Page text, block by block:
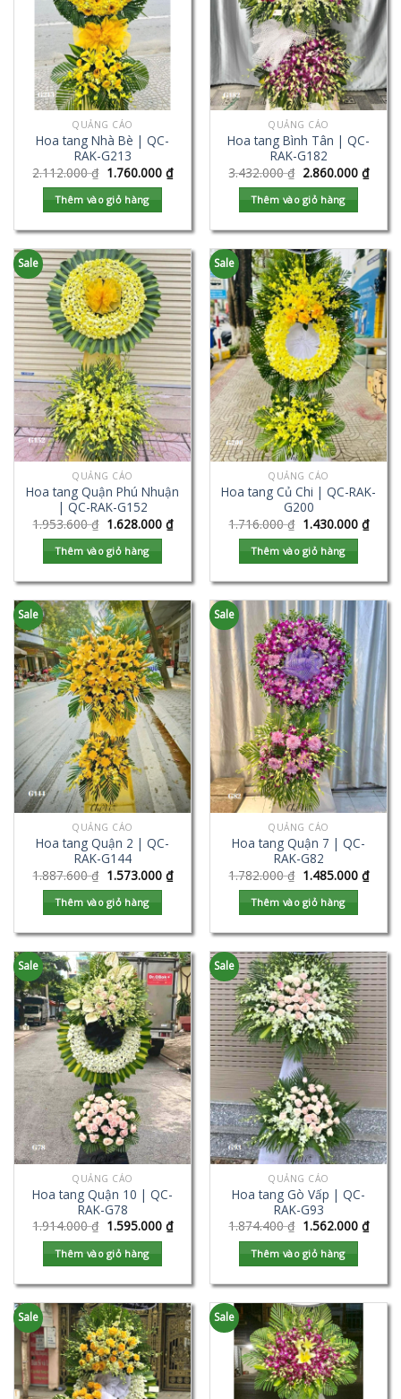
QUẢNG CÁO
Hoa tang Nhà Bè | QC-
RAK-G213
2.112.000₫ 1.760.000 ₫
Thêm vào giỏ hàng
QUẢNG CÁO
Hoa tang Bình Tân | QC-
RAK-G182
3.432.000₫ 2.860.000 ₫
Thêm vào giỏ hàng
Sale
QUẢNG CÁO
Hoa tang Quận Phú Nhuận
| QC-RAK-G152
1.953.600₫ 1.628.000 ₫
Thêm vào giỏ hàng
Sale
QUẢNG CÁO
Hoa tang Củ Chi | QC-RAK-
G200
1.716.000₫ 1.430.000 ₫
Thêm vào giỏ hàng
Sale
QUẢNG CÁO
Hoa tang Quận 2 | QC-
RAK-G144
1.887.600₫ 1.573.000 ₫
Thêm vào giỏ hàng
Sale
QUẢNG CÁO
Hoa tang Quận 7 | QC-
RAK-G82
1.782.000₫ 1.485.000 ₫
Thêm vào giỏ hàng
Sale
QUẢNG CÁO
Hoa tang Quận 10 | QC-
RAK-G78
1.914.000₫ 1.595.000 ₫
Thêm vào giỏ hàng
Sale
QUẢNG CÁO
Hoa tang Gò Vấp | QC-
RAK-G93
1.874.400₫ 1.562.000 ₫
Thêm vào giỏ hàng
Sale Sale